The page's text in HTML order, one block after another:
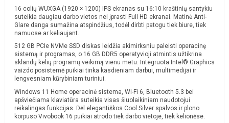
16 colių WUXGA (1920 × 1200) IPS ekranas su 16:10 kraštinių santykiu
suteikia daugiau darbo vietos nei įprasti Full HD ekranai. Matinė Anti-
Glare danga sumažina atspindžius, todėl dirbti patogu tiek biure, tiek
namuose ar keliaujant.
512 GB PCIe NVMe SSD diskas leidžia akimirksniu paleisti operacinę
sistemą ir programas, o 16 GB DDR5 operatyvioji atmintis užtikrina
sklandų kelių programų veikimą vienu metu. Integruota Intel® Graphics
vaizdo posistemė puikiai tinka kasdieniam darbui, multimedijai ir
lengvesniam kūrybiniam turiniui.
Windows 11 Home operacinė sistema, Wi-Fi 6, Bluetooth 5.3 bei
apšviečiama klaviatūra suteikia visas šiuolaikiniam naudotojui
reikalingas funkcijas. Dėl elegantiškos Cool Silver spalvos ir plono
korpuso Vivobook 16 puikiai atrodo tiek darbo vietoje, tiek kelionėse.